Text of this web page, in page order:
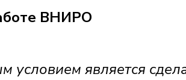
ВНИРО
является